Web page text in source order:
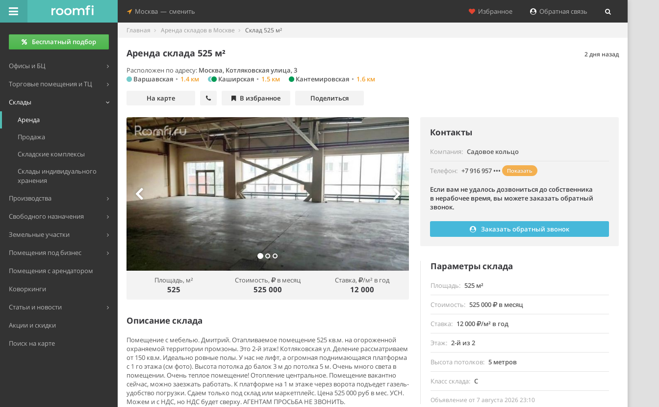
Москва — сменить Избранное Обратная связь
Бесплатный подбор
Офисы и БЦ
Торговые помещения и ТЦ
Склады
Аренда
Продажа
Складские комплексы
Склады индивидуального
хранения
Производства
Свободного назначения
Земельные участки
Помещения под бизнес
Помещения с арендатором
Коворкинги
Статьи и новости
Акции и скидки
Поиск на карте
Главная Аренда складов в Москве Склад 525 м²
Аренда склада 525 м² 2 дня назад
Расположен по адресу: Москва, Котляковская улица, 3
Варшавская • 1.4 км Каширская • 1.5 км Кантемировская • 1.6 км
На карте В избранное Поделиться
Площадь, м²
525
Стоимость, в месяц
525 000
Ставка, /м² в год
12 000
Описание склада
Помещение с мебелью. Дмитрий. Отапливаемое помещение 525 кв.м. на огороженной
охраняемой территории промзоны. Это 2-й этаж! Котляковская ул. Деление рассматриваем
от 150 кв.м. Идеально ровные полы. У нас не лифт, а огромная поднимающаяся платформа
с 1 го этажа (см фото). Высота потолка до балок 3 м до потолка 5 м. Очень много света в
помещении. Очень теплое помещение! Отопление центральное. Помещение вакантно
сейчас, можно заезжать работать. К платформе на 1 м этаже через ворота подъедет газель-
удобство погрузки. Сдаем только под склад или маркетплейс. Цена 525 000 руб в мес. УСН.
Можем и с НДС, но НДС будет сверху. АГЕНТАМ ПРОСЬБА НЕ ЗВОНИТЬ.
Контакты
Компания Садовое кольцо
Телефон +7 916 957 ••• Показать
Если вам не удалось дозвониться до собственника
в нерабочее время, вы можете заказать обратный
звонок.
Заказать обратный звонок
Параметры склада
Площадь 525 м²
Стоимость 525 000 в месяц
Ставка 12 000 /м² в год
Этаж 2-й из 2
Высота потолков 5 метров
Класс склада C
Объявление от 7 августа 2026 23:10